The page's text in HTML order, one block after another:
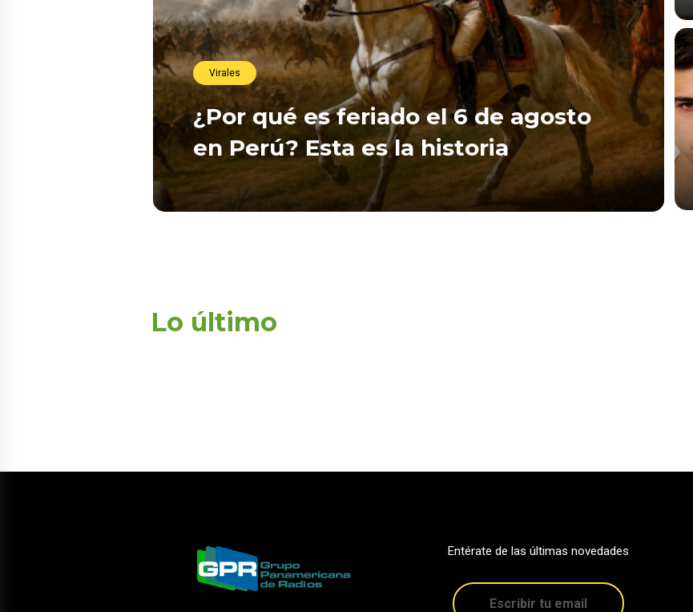
Virales
¿Por qué es feriado el 6 de agosto
en Perú? Esta es la historia
Lo último
Entérate de las últimas novedades